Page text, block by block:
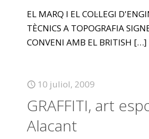
EL MARQ I EL COL·LEGI
TÈCNICS A TOPOGRAFIA
CONVENI AMB EL BRITISH […]
10 juliol, 2009
GRAFFITI, art
Alacant